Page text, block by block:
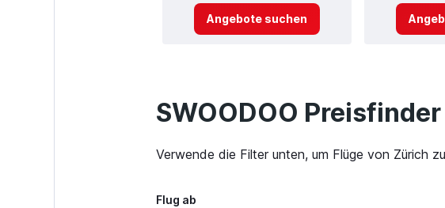
Angebote suchen
SWOODOO Preisfinder
Verwende die Filter unten, um Flüge von Zürich
Flug ab